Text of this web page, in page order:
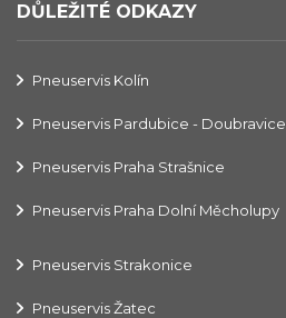
DŮLEŽITÉ ODKAZY
Pneuservis Kolín
Pneuservis Pardubice - Doubravice
Pneuservis Praha Strašnice
Pneuservis Praha Dolní Měcholupy
Pneuservis Strakonice
Pneuservis Žatec